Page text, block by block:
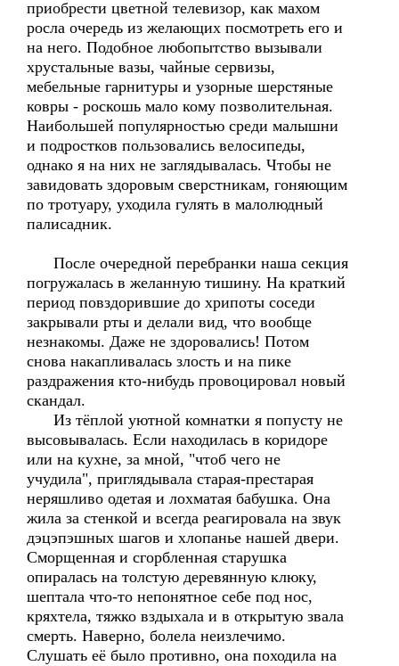
приобрести цветной телевизор, как махом
росла очередь из желающих посмотреть его и
на него. Подобное любопытство вызывали
хрустальные вазы, чайные сервизы,
мебельные гарнитуры и узорные шерстяные
ковры - роскошь мало кому позволительная.
Наибольшей популярностью среди малышни
и подростков пользовались велосипеды,
однако я на них не заглядывалась. Чтобы не
завидовать здоровым сверстникам, гоняющим
по тротуару, уходила гулять в малолюдный
палисадник.
После очередной перебранки наша секция
погружалась в желанную тишину. На краткий
период повздорившие до хрипоты соседи
закрывали рты и делали вид, что вообще
незнакомы. Даже не здоровались! Потом
снова накапливалась злость и на пике
раздражения кто-нибудь провоцировал новый
скандал.
Из тёплой уютной комнатки я попусту не
высовывалась. Если находилась в коридоре
или на кухне, за мной, "чтоб чего не
учудила", приглядывала старая-престарая
неряшливо одетая и лохматая бабушка. Она
жила за стенкой и всегда реагировала на звук
дэцэпэшных шагов и хлопанье нашей двери.
Сморщенная и сгорбленная старушка
опиралась на толстую деревянную клюку,
шептала что-то непонятное себе под нос,
кряхтела, тяжко вздыхала и в открытую звала
смерть. Наверно, болела неизлечимо.
Слушать её было противно, она походила на